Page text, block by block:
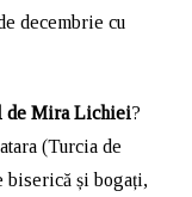
decembrie cu
de Mira Lichiei?
(Turcia de
biserică și bogați,